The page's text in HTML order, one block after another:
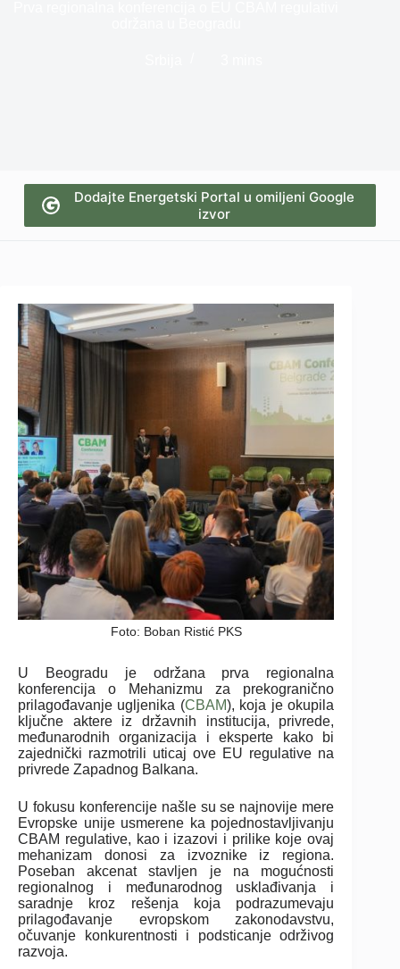
Dodajte Energetski Portal u omiljeni Google
izvor
Foto: Boban Ristić PKS
U Beogradu je održana prva regionalna
konferencija o Mehanizmu za prekogranično
prilagođavanje ugljenika (CBAM), koja je okupila
ključne aktere iz državnih institucija, privrede,
međunarodnih organizacija i eksperte kako bi
zajednički razmotrili uticaj ove EU regulative na
privrede Zapadnog Balkana.
U fokusu konferencije našle su se najnovije mere
Evropske unije usmerene ka pojednostavljivanju
CBAM regulative, kao i izazovi i prilike koje ovaj
mehanizam donosi za izvoznike iz regiona.
Poseban akcenat stavljen je na mogućnosti
regionalnog i međunarodnog usklađivanja i
saradnje kroz rešenja koja podrazumevaju
prilagođavanje evropskom zakonodavstvu,
očuvanje konkurentnosti i podsticanje održivog
razvoja.